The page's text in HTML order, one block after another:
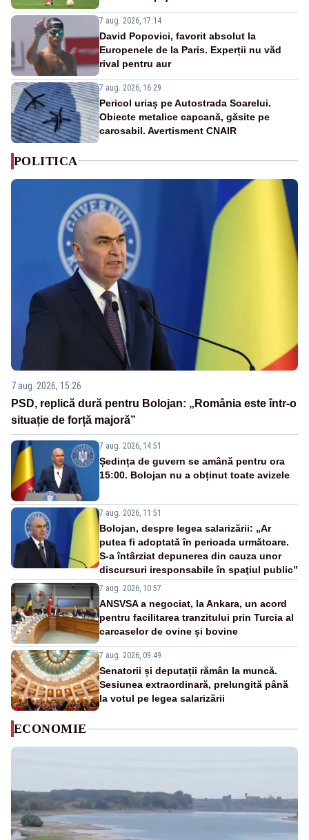
7 aug. 2026, 17:14
David Popovici, favorit absolut la
Europenele de la Paris. Experții nu văd
rival pentru aur
7 aug. 2026, 16:29
Pericol uriaș pe Autostrada Soarelui.
Obiecte metalice capcană, găsite pe
carosabil. Avertisment CNAIR
POLITICA
7 aug. 2026, 15:26
PSD, replică dură pentru Bolojan: „România este într-o
situație de forță majoră”
7 aug. 2026, 14:51
Ședința de guvern se amână pentru ora
15:00. Bolojan nu a obținut toate avizele
7 aug. 2026, 11:51
Bolojan, despre legea salarizării: „Ar
putea fi adoptată în perioada următoare.
S-a întârziat depunerea din cauza unor
discursuri iresponsabile în spaţiul public”
7 aug. 2026, 10:57
ANSVSA a negociat, la Ankara, un acord
pentru facilitarea tranzitului prin Turcia al
carcaselor de ovine și bovine
7 aug. 2026, 09:49
Senatorii și deputații rămân la muncă.
Sesiunea extraordinară, prelungită până
la votul pe legea salarizării
ECONOMIE